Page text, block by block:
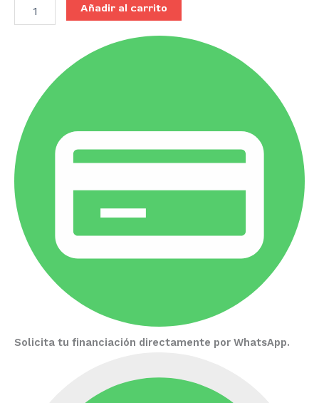
Añadir al carrito
Solicita tu financiación directamente por WhatsApp.